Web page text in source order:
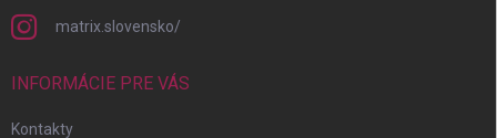
matrix.slovensko/
INFORMÁCIE PRE VÁS
Kontakty